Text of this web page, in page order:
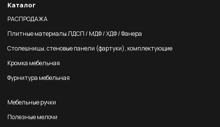
Каталог
РАСПРОДАЖА
Плитные материалы ЛДСП / МДФ / ХДФ / Фанера
Столешницы, стеновые панели (фартуки), комплектующие
Кромка мебельная
Фурнитура мебельная
Мебельные ручки
Полезные мелочи